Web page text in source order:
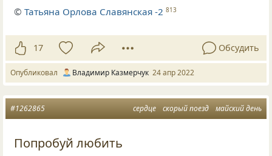
©Татьяна Орлова Славянская -2 813
17 Обсудить
Опубликовал Владимир Казмерчук 24 апр 2022
сердце скорый поезд майский день
#1262865
Попробуй любить